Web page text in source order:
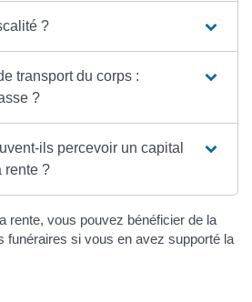
?
transport du corps :
?
ils percevoir un capital
rente ?
rente, vous pouvez bénéficier de la
funéraires si vous en avez supporté la